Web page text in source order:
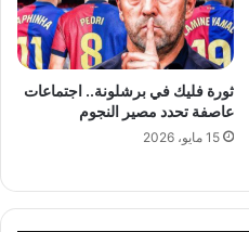
ثورة فليك في برشلونة.. اجتماعات
عاصفة تحدد مصير النجوم
15 مايو، 2026